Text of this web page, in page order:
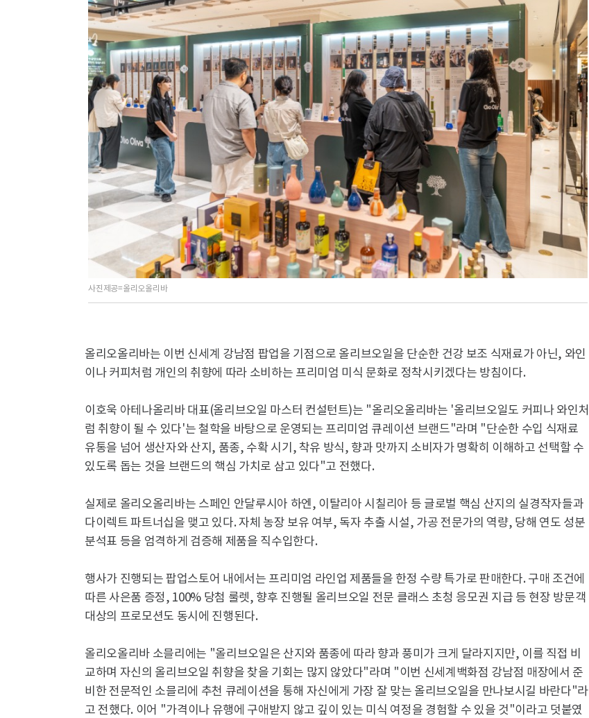
사진제공=올리오올리바
올리오올리바는 이번 신세계 강남점 팝업을 기점으로 올리브오일을 단순한 건강 보조 식재료가 아닌, 와인
이나 커피처럼 개인의 취향에 따라 소비하는 프리미엄 미식 문화로 정착시키겠다는 방침이다.
이호욱 아테나올리바 대표(올리브오일 마스터 컨설턴트)는 "올리오올리바는 '올리브오일도 커피나 와인처
럼 취향이 될 수 있다'는 철학을 바탕으로 운영되는 프리미엄 큐레이션 브랜드"라며 "단순한 수입 식재료
유통을 넘어 생산자와 산지, 품종, 수확 시기, 착유 방식, 향과 맛까지 소비자가 명확히 이해하고 선택할 수
있도록 돕는 것을 브랜드의 핵심 가치로 삼고 있다"고 전했다.
실제로 올리오올리바는 스페인 안달루시아 하엔, 이탈리아 시칠리아 등 글로벌 핵심 산지의 실경작자들과
다이렉트 파트너십을 맺고 있다. 자체 농장 보유 여부, 독자 추출 시설, 가공 전문가의 역량, 당해 연도 성분
분석표 등을 엄격하게 검증해 제품을 직수입한다.
행사가 진행되는 팝업스토어 내에서는 프리미엄 라인업 제품들을 한정 수량 특가로 판매한다. 구매 조건에
따른 사은품 증정, 100% 당첨 룰렛, 향후 진행될 올리브오일 전문 클래스 초청 응모권 지급 등 현장 방문객
대상의 프로모션도 동시에 진행된다.
올리오올리바 소믈리에는 "올리브오일은 산지와 품종에 따라 향과 풍미가 크게 달라지지만, 이를 직접 비
교하며 자신의 올리브오일 취향을 찾을 기회는 많지 않았다"라며 "이번 신세계백화점 강남점 매장에서 준
비한 전문적인 소믈리에 추천 큐레이션을 통해 자신에게 가장 잘 맞는 올리브오일을 만나보시길 바란다"라
고 전했다. 이어 "가격이나 유행에 구애받지 않고 깊이 있는 미식 여정을 경험할 수 있을 것"이라고 덧붙였